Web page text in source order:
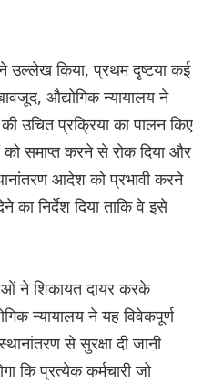
उल्लेख किया, प्रथम दृष्टया कई
औद्योगिक न्यायालय ने
उचित प्रक्रिया का पालन किए
को समाप्त करने से रोक दिया और
आदेश को प्रभावी करने
निर्देश दिया ताकि वे इसे
ने शिकायत दायर करके
न्यायालय ने यह विवेकपूर्ण
से सुरक्षा दी जानी
कि प्रत्येक कर्मचारी जो